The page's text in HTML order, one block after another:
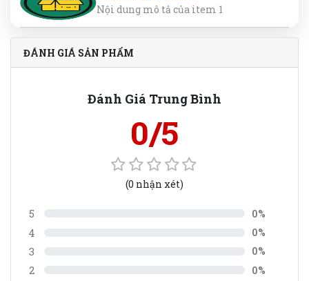
Nội dung mô tả của item 1
ĐÁNH GIÁ SẢN PHẨM
Đánh Giá Trung Bình
0/5
(0 nhận xét)
5 0%
4 0%
3 0%
2 0%